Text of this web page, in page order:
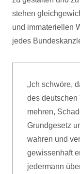
stehen
und immateriellen
jedes
„Ich schwöre,
des deutschen
mehren,
Grundgesetz
wahren und
gewissenhaft
jedermann